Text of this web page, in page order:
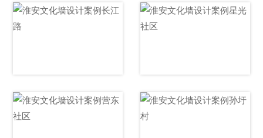
淮阴区应急管理局
文化墙设计
淮高镇镇政府文化
墙设计
长江路安监局文化
墙设计
星光社区文化墙设
计